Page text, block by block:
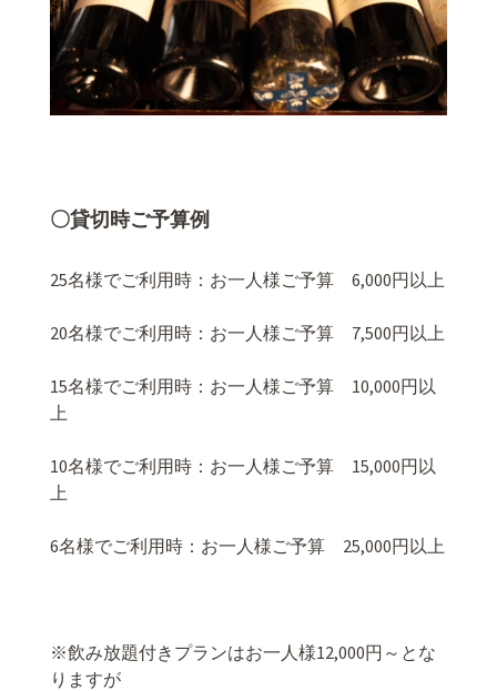
〇貸切時ご予算例
25名様でご利用時：お一人様ご予算 6,000円以上
20名様でご利用時：お一人様ご予算 7,500円以上
15名様でご利用時：お一人様ご予算 10,000円以
上
10名様でご利用時：お一人様ご予算 15,000円以
上
6名様でご利用時：お一人様ご予算 25,000円以上
※飲み放題付きプランはお一人様12,000円～とな
りますが